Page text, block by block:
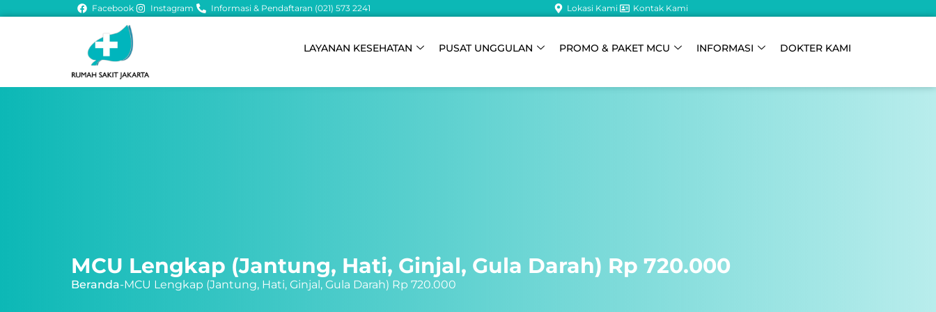
Facebook Instagram Informasi & Pendaftaran (021) 573 2241 Lokasi Kami Kontak Kami
LAYANAN KESEHATAN PUSAT UNGGULAN PROMO & PAKET MCU INFORMASI DOKTER KAMI
MCU Lengkap (Jantung, Hati, Ginjal, Gula Darah) Rp 720.000
Beranda-MCU Lengkap (Jantung, Hati, Ginjal, Gula Darah) Rp 720.000